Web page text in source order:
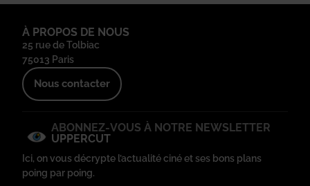
À PROPOS DE NOUS
25 rue de Tolbiac
75013 Paris
Nous contacter
ABONNEZ-VOUS À NOTRE NEWSLETTER
UPPERCUT
Ici, on vous décrypte l’actualité ciné et ses bons plans
poing par poing.